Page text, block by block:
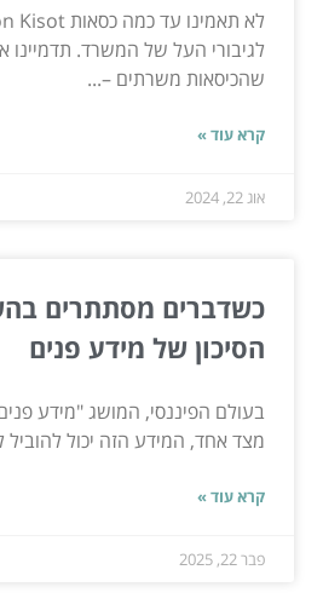
לגיבורי העל של המשרד. תדמיינו
שהכיסאות משרתים –...
קרא עוד »
אוג 22, 2024
כשדברים מסתתרים
הסיכון של מידע פנים
בעולם הפיננסי, המושג "מידע
מצד אחד, המידע הזה יכול להוביל
קרא עוד »
פבר 22, 2025